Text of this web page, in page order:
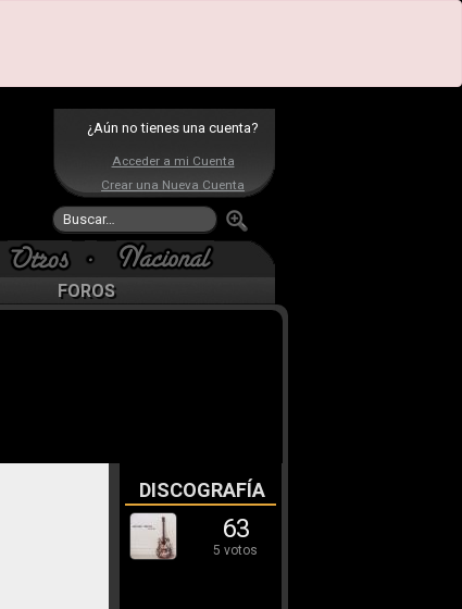
¿Aún no tienes una cuenta?
Acceder a mi Cuenta
Crear una Nueva Cuenta
FOROS
DISCOGRAFÍA
63
5 votos